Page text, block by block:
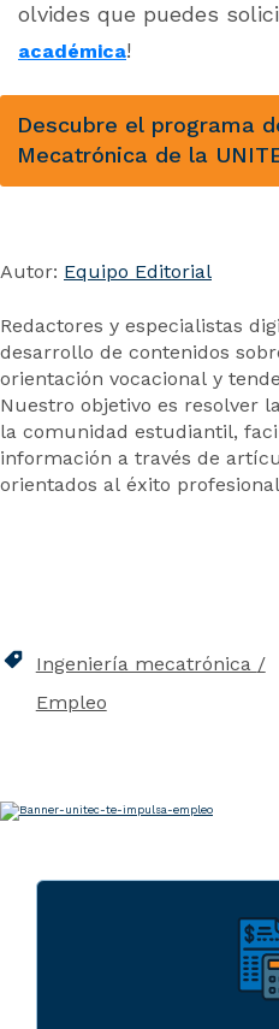
olvides que puedes
académica!
Descubre el programa
Mecatrónica de la
Autor: Equipo Editorial
Redactores y especialistas
desarrollo de contenidos
orientación vocacional y
Nuestro objetivo es resolver
la comunidad estudiantil,
información a través de
orientados al éxito
Ingeniería mecatrónica
Empleo